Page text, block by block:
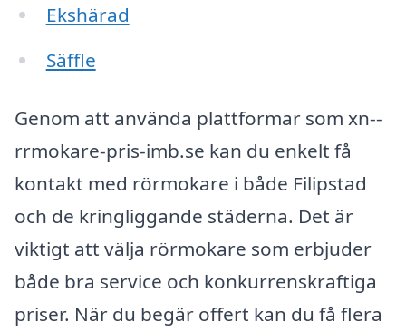
Ekshärad
Säffle
Genom att använda plattformar som xn--
rrmokare-pris-imb.se kan du enkelt få
kontakt med rörmokare i både Filipstad
och de kringliggande städerna. Det är
viktigt att välja rörmokare som erbjuder
både bra service och konkurrenskraftiga
priser. När du begär offert kan du få flera